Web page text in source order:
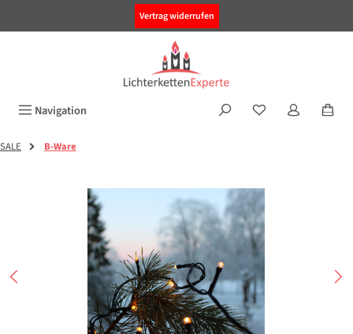
Vertrag widerrufen
Navigation
SALE B-Ware
Bildergalerie überspringen